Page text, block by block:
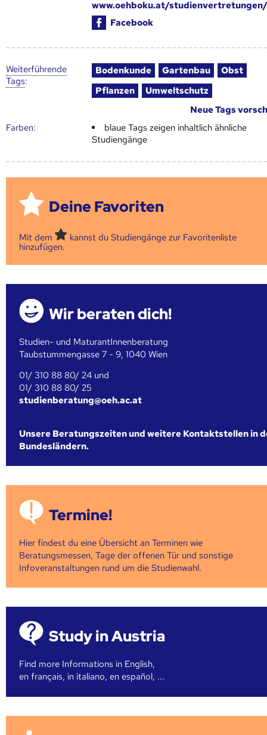
www.oehboku.at/
Facebook
Weiter­führende
Tags:
Bodenkunde Gartenbau
Obst
Pflanzen
Umweltschutz
Neue Tags
Farben:
blaue Tags zeigen inhaltlich ähnliche
Studiengänge
Deine Favoriten
Mit dem
kannst du Studiengänge zur Favoritenliste
hinzufügen.
Wir beraten dich!
Studien- und MaturantInnenberatung
Taubstummengasse 7 - 9, 1040 Wien
01/ 310 88 80/ 24 und
01/ 310 88 80/ 25
studienberatung@oeh.ac.at
Unsere Beratungszeiten und weitere Kontaktstellen in
Bundesländern.
Termine!
Hier findest du eine Übersicht an Terminen wie
Beratungsmessen, Tage der offenen Tür und sonstige
Infoveranstaltungen rund um die Studienwahl.
Study in Austria
Find more Informations in English,
en français, in italiano, en español, ...